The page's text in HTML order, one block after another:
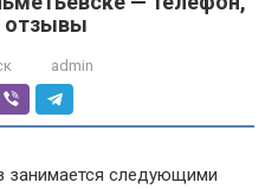
отзывы
admin
занимается следующими